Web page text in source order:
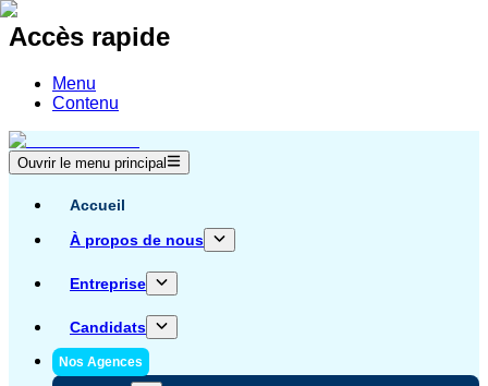
Accès rapide
Menu
Contenu
Ouvrir le menu principal
Accueil
À propos de nous
Entreprise
Candidats
Nos Agences